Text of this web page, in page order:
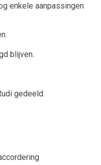
enkele aanpassingen
blijven.
gedeeld.